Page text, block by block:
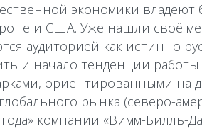
экономики владеют
и США. Уже нашли своё
аудиторией как истинно
и начало тенденции
ориентированными на
рынка (северо-
компании «Вимм-Билль-